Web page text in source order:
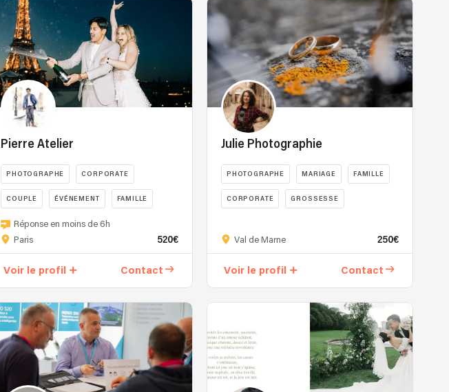
Pierre Atelier
PHOTOGRAPHE CORPORATE
COUPLE ÉVÉNEMENT FAMILLE
Réponse en moins de 6h
Paris
520€
Voir le profil Contact
Julie Photographie
PHOTOGRAPHE MARIAGE FAMILLE
CORPORATE GROSSESSE
Val de Marne 250€
Voir le profil Contact